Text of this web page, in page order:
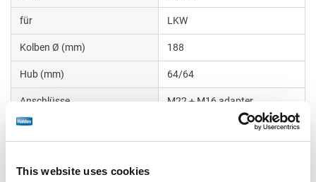
This website uses cookies
für LKW
Kolben Ø (mm) 188
Hub (mm) 64/64
Anschlüsse M22 + M16 adapter
Kolbenstangengewinde